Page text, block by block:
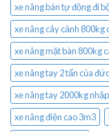
xe nâng bán tự động đi
xe nâng cây cảnh 800kg
xe nâng mặt bàn 800kg
xe nâng tay 2 tấn của đức
xe nâng tay 2000kg
xe nâng điện cao 3m3